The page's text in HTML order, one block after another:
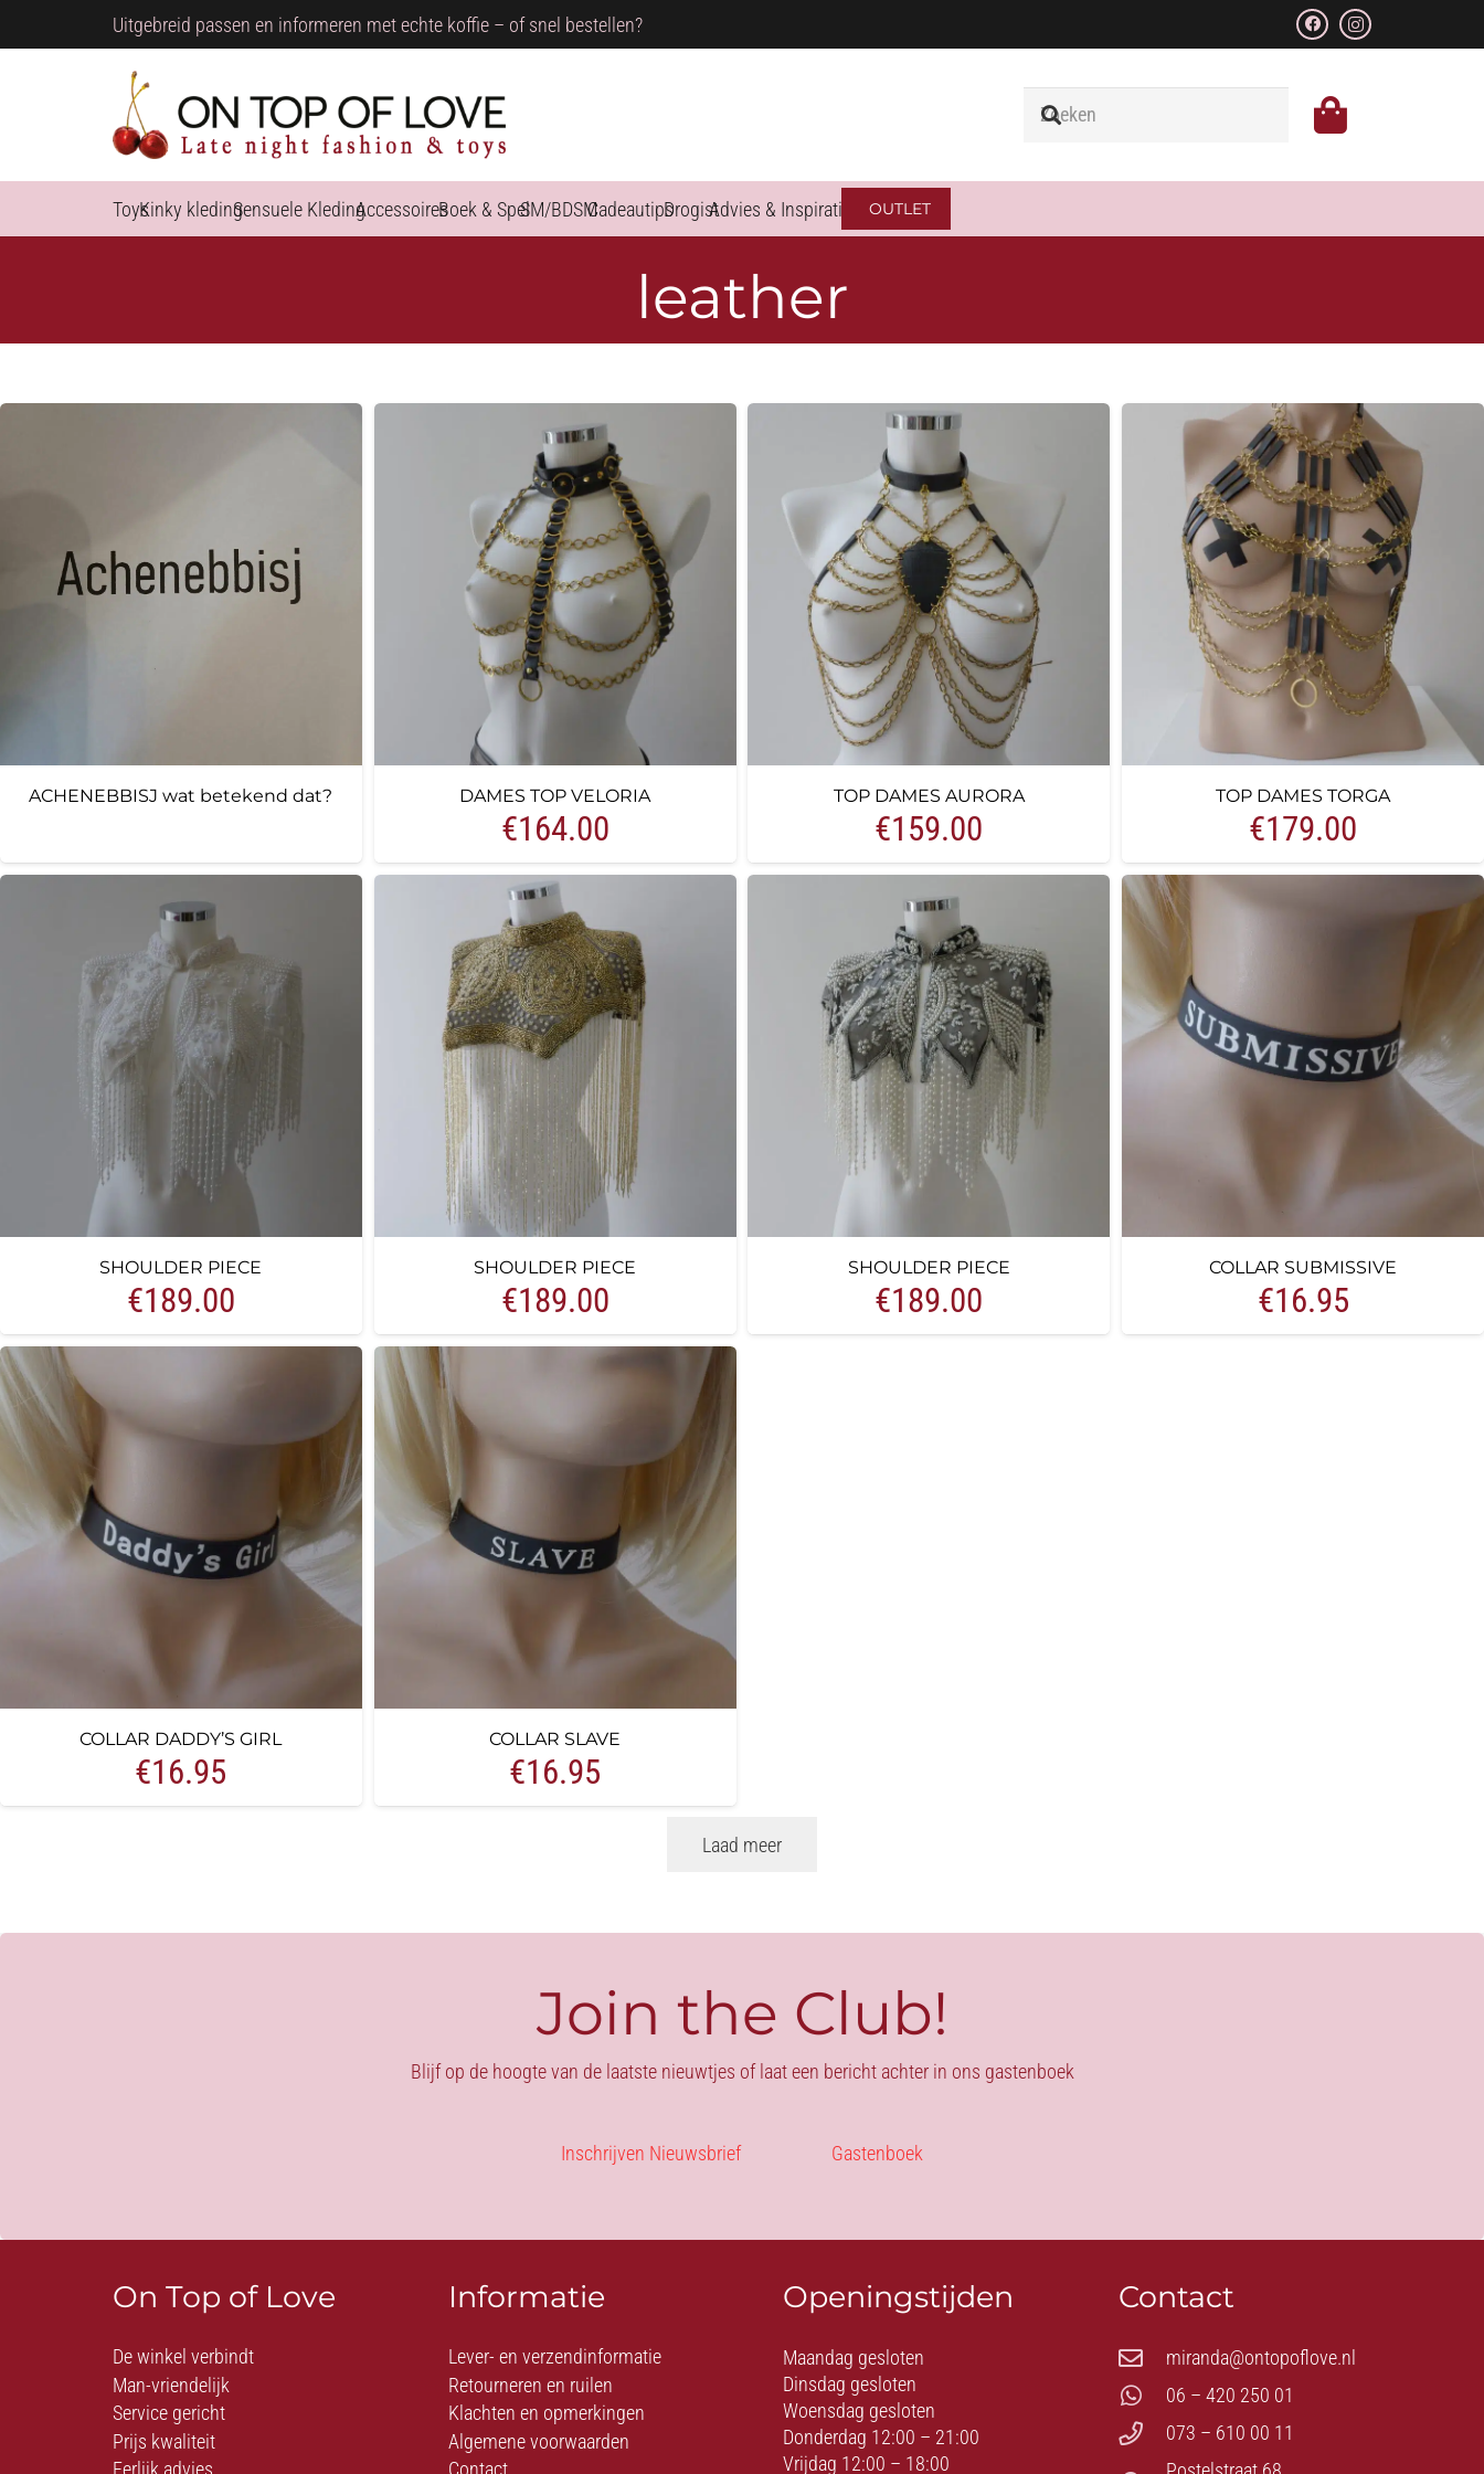
Uitgebreid passen en informeren met echte koffie – of snel bestellen?
ToysKinky kledingSensuele KledingAccessoiresBoek & SpelSM/BDSMCadeautipsDrogistAdvies & Inspiratie OUTLET
leather
ACHENEBBISJ wat betekend dat? DAMES TOP VELORIA
€164.00
TOP DAMES AURORA
€159.00
TOP DAMES TORGA
€179.00
SHOULDER PIECE
€189.00
SHOULDER PIECE
€189.00
SHOULDER PIECE
€189.00
COLLAR SUBMISSIVE
€16.95
COLLAR DADDY’S GIRL
€16.95
COLLAR SLAVE
€16.95
Laad meer
Join the Club!
Blijf op de hoogte van de laatste nieuwtjes of laat een bericht achter in ons gastenboek
Inschrijven Nieuwsbrief Gastenboek
On Top of Love
De winkel verbindt
Man-vriendelijk
Service gericht
Prijs kwaliteit
Informatie
Lever- en verzendinformatie
Retourneren en ruilen
Klachten en opmerkingen
Algemene voorwaarden
Openingstijden
Maandag gesloten
Dinsdag gesloten
Woensdag gesloten
Donderdag 12:00 – 21:00
Vrijdag 12:00 – 18:00
Contact
miranda@ontopoflove.nl
06 – 420 250 01
073 – 610 00 11